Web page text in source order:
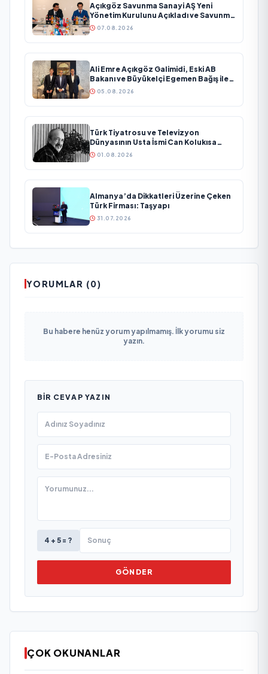
Açıkgöz Savunma Sanayi AŞ Yeni
Yönetim Kurulunu Açıkladı ve Savunma
Sanayinde Küresel Vizyon Vurgusu
07.08.2026
Ali Emre Açıkgöz Galimidi, Eski AB
Bakanı ve Büyükelçi Egemen Bağış ile
Bir Araya Geldi
05.08.2026
Türk Tiyatrosu ve Televizyon
Dünyasının Usta İsmi Can Kolukısa
Hayatını Kaybetti
01.08.2026
Almanya’da Dikkatleri Üzerine Çeken
Türk Firması: Taşyapı
31.07.2026
YORUMLAR (0)
Bu habere henüz yorum yapılmamış. İlk yorumu siz
yazın.
BIR CEVAP YAZIN
4 + 5 = ?
GÖNDER
ÇOK OKUNANLAR